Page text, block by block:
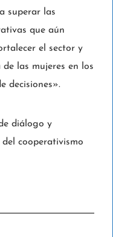
superar las
que aún
el sector y
las mujeres en los
decisiones».
diálogo y
cooperativismo